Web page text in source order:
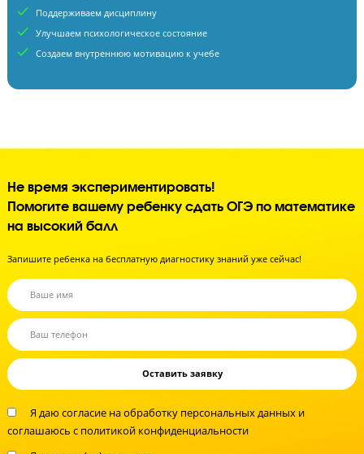
Комплексная подготовка в «Годографе» на оценку
математике
Создаем фундамент знаний предмета
Улучшаем психологическое состояние
Не время экспериментировать!
Помогите вашему ребенку сдать ОГЭ по
на высокий балл